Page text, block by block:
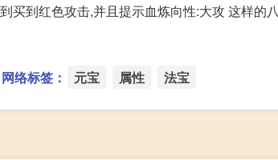
买到红色攻击,并且提示血炼向性:大攻 这样的
网络标签： 元宝 属性 法宝